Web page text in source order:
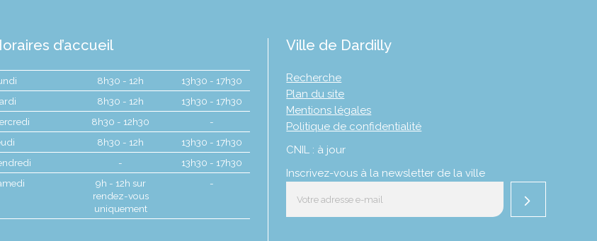
d’accueil
8h30 - 12h
13h30 - 17h30
8h30 - 12h
13h30 - 17h30
8h30 - 12h30
-
8h30 - 12h
13h30 - 17h30
-
13h30 - 17h30
9h - 12h sur
rendez-vous
uniquement
-
Ville de Dardilly
Recherche
Plan du site
Mentions légales
Politique de confidentialité
CNIL : à jour
Inscrivez-vous à la newsletter de la ville